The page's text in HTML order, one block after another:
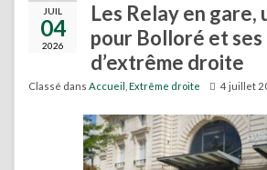
JUIL
04
2026
Les Relay en gare,
pour Bolloré et ses
d’extrême droite
Classé dans Accueil Extrême droite 4 juillet